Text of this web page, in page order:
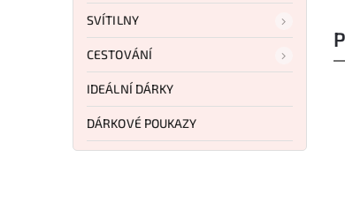
SVÍTILNY
CESTOVÁNÍ
IDEÁLNÍ DÁRKY
DÁRKOVÉ POUKAZY